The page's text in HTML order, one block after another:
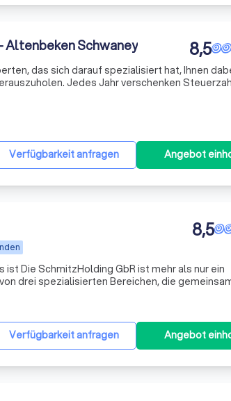
Altenbeken Schwaney 8,5
das sich darauf spezialisiert hat, Ihnen
Jedes Jahr verschenken
Verfügbarkeit anfragen Angebot
8,5
ein
drei spezialisierten Bereichen, die
Genau diese Kombination macht das
Verfügbarkeit anfragen Angebot